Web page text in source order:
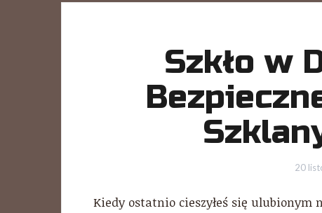
Szkło w
20
Kiedy ostatnio cieszyłeś się ulubionym